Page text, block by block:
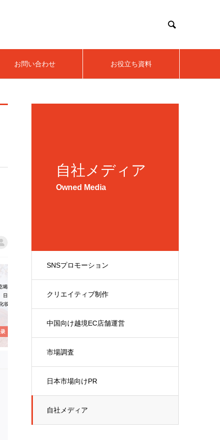

お問い合わせ お役立ち資料
自社メディア
Owned Media
SNSプロモーション
クリエイティブ制作
中国向け越境EC店舗運営
市場調査
日本市場向けPR
自社メディア